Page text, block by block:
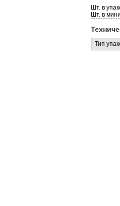
Шт. в
Шт. в
Тип